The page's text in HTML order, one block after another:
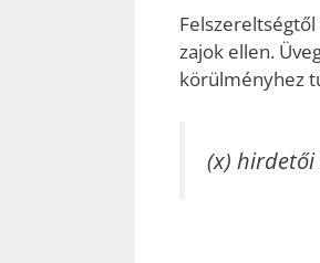
zajok ellen.
körülményhez
(x)